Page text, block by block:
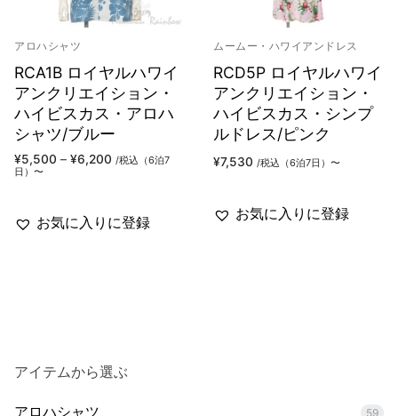
アロハシャツ
RCA1B ロイヤルハワイ
アンクリエイション・
ハイビスカス・アロハ
シャツ/ブルー
¥5,500 – ¥6,200 価
格
¥6,200
/税込（6泊7
日）〜
お気に入りに登録
ムームー・ハワイアンドレス
RCD5P ロイヤルハワイ
アンクリエイション・
ハイビスカス・シンプ
ルドレス/ピンク
¥7,530 /税込（6泊7日）〜
お気に入りに登録
アイテムから選ぶ
アロハシャツ 59